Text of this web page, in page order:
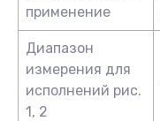
применение
Диапазон
измерения для
исполнений рис.
1, 2